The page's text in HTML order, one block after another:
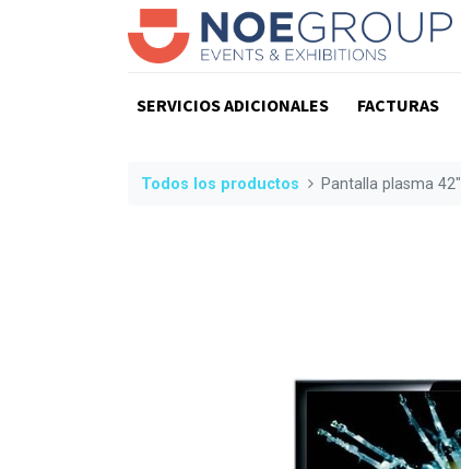
SERVICIOS ADICIONALES FACTURAS
Todos los productos Pantalla plasma 42"